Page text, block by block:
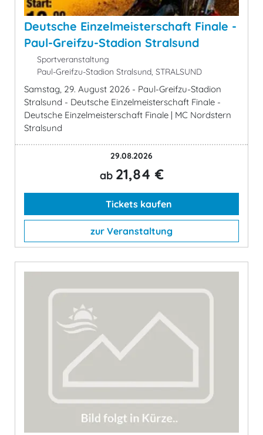
Deutsche Einzelmeisterschaft Finale -
Paul-Greifzu-Stadion Stralsund
Sportveranstaltung
Paul-Greifzu-Stadion Stralsund, STRALSUND
Samstag, 29. August 2026 - Paul-Greifzu-Stadion
Stralsund - Deutsche Einzelmeisterschaft Finale -
Deutsche Einzelmeisterschaft Finale | MC Nordstern
Stralsund
29.08.2026
ab 21,84 €
Tickets kaufen
zur Veranstaltung